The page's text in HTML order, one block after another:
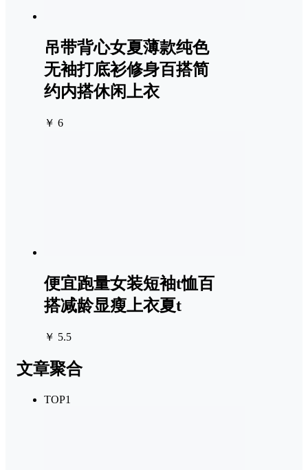
吊带背心女夏薄款纯色
无袖打底衫修身百搭简
约内搭休闲上衣
￥ 6
便宜跑量女装短袖t恤百
搭减龄显瘦上衣夏t
￥ 5.5
文章聚合
TOP1